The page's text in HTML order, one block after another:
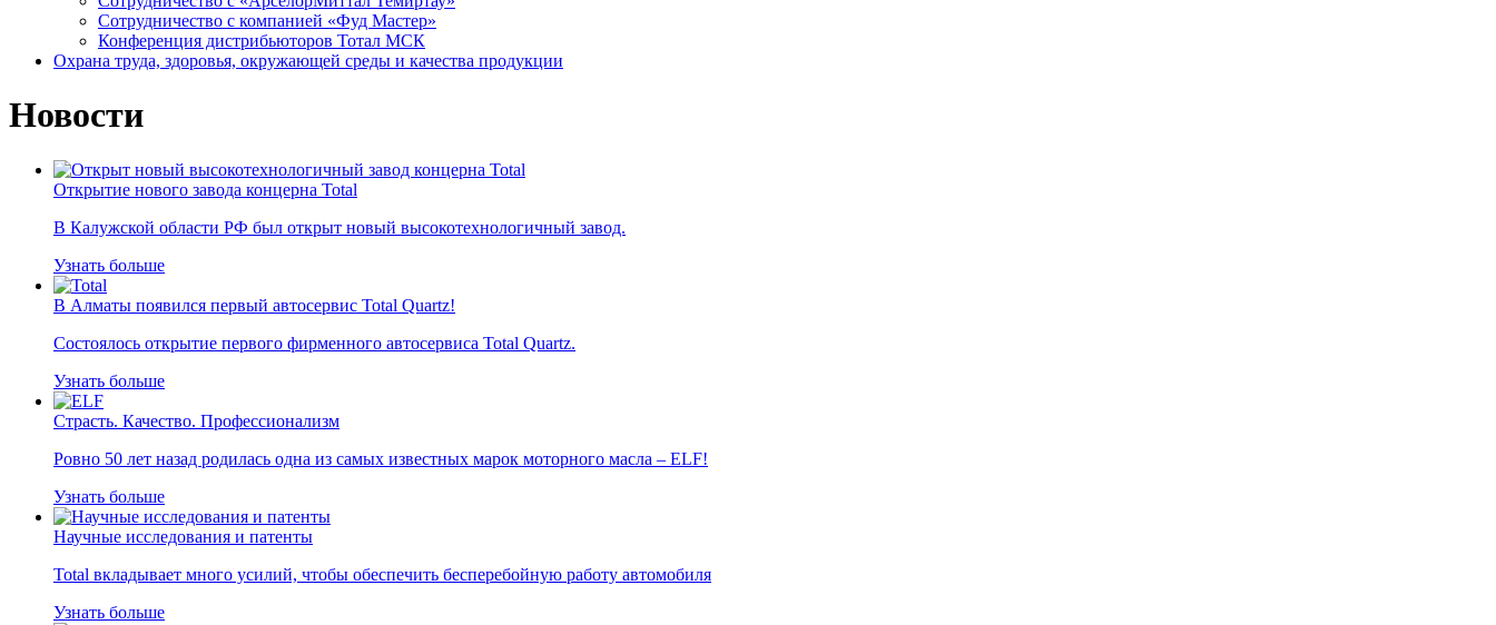
Сотрудничество с компанией «Фуд Мастер»
Конференция дистрибьюторов Тотал МСК
Охрана труда, здоровья, окружающей среды и качества продукции
Новости
Открытие нового завода концерна Total
В Калужской области РФ был открыт новый высокотехнологичный завод.
Узнать больше
В Алматы появился первый автосервис Total Quartz!
Состоялось открытие первого фирменного автосервиса Total Quartz.
Узнать больше
Cтрасть. Качество. Профессионализм
Ровно 50 лет назад родилась одна из самых известных марок моторного масла – ELF!
Узнать больше
Научные исследования и патенты
Total вкладывает много усилий, чтобы обеспечить бесперебойную работу автомобиля
Узнать больше